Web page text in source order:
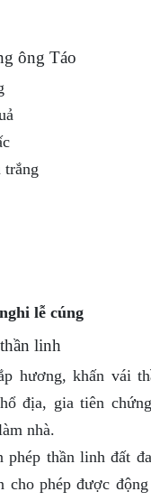
ông Táo
trắng
lễ cúng
linh
hương, khấn vái
địa, gia tiên
nhà.
phép thần linh đất
cho phép được